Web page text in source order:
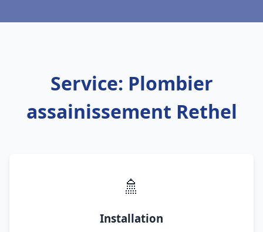
Service: Plombier
assainissement Rethel
🚿
Installation